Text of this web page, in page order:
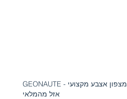
מצפון אצבע מקצועי - GEONAUTE
אזל מהמלאי